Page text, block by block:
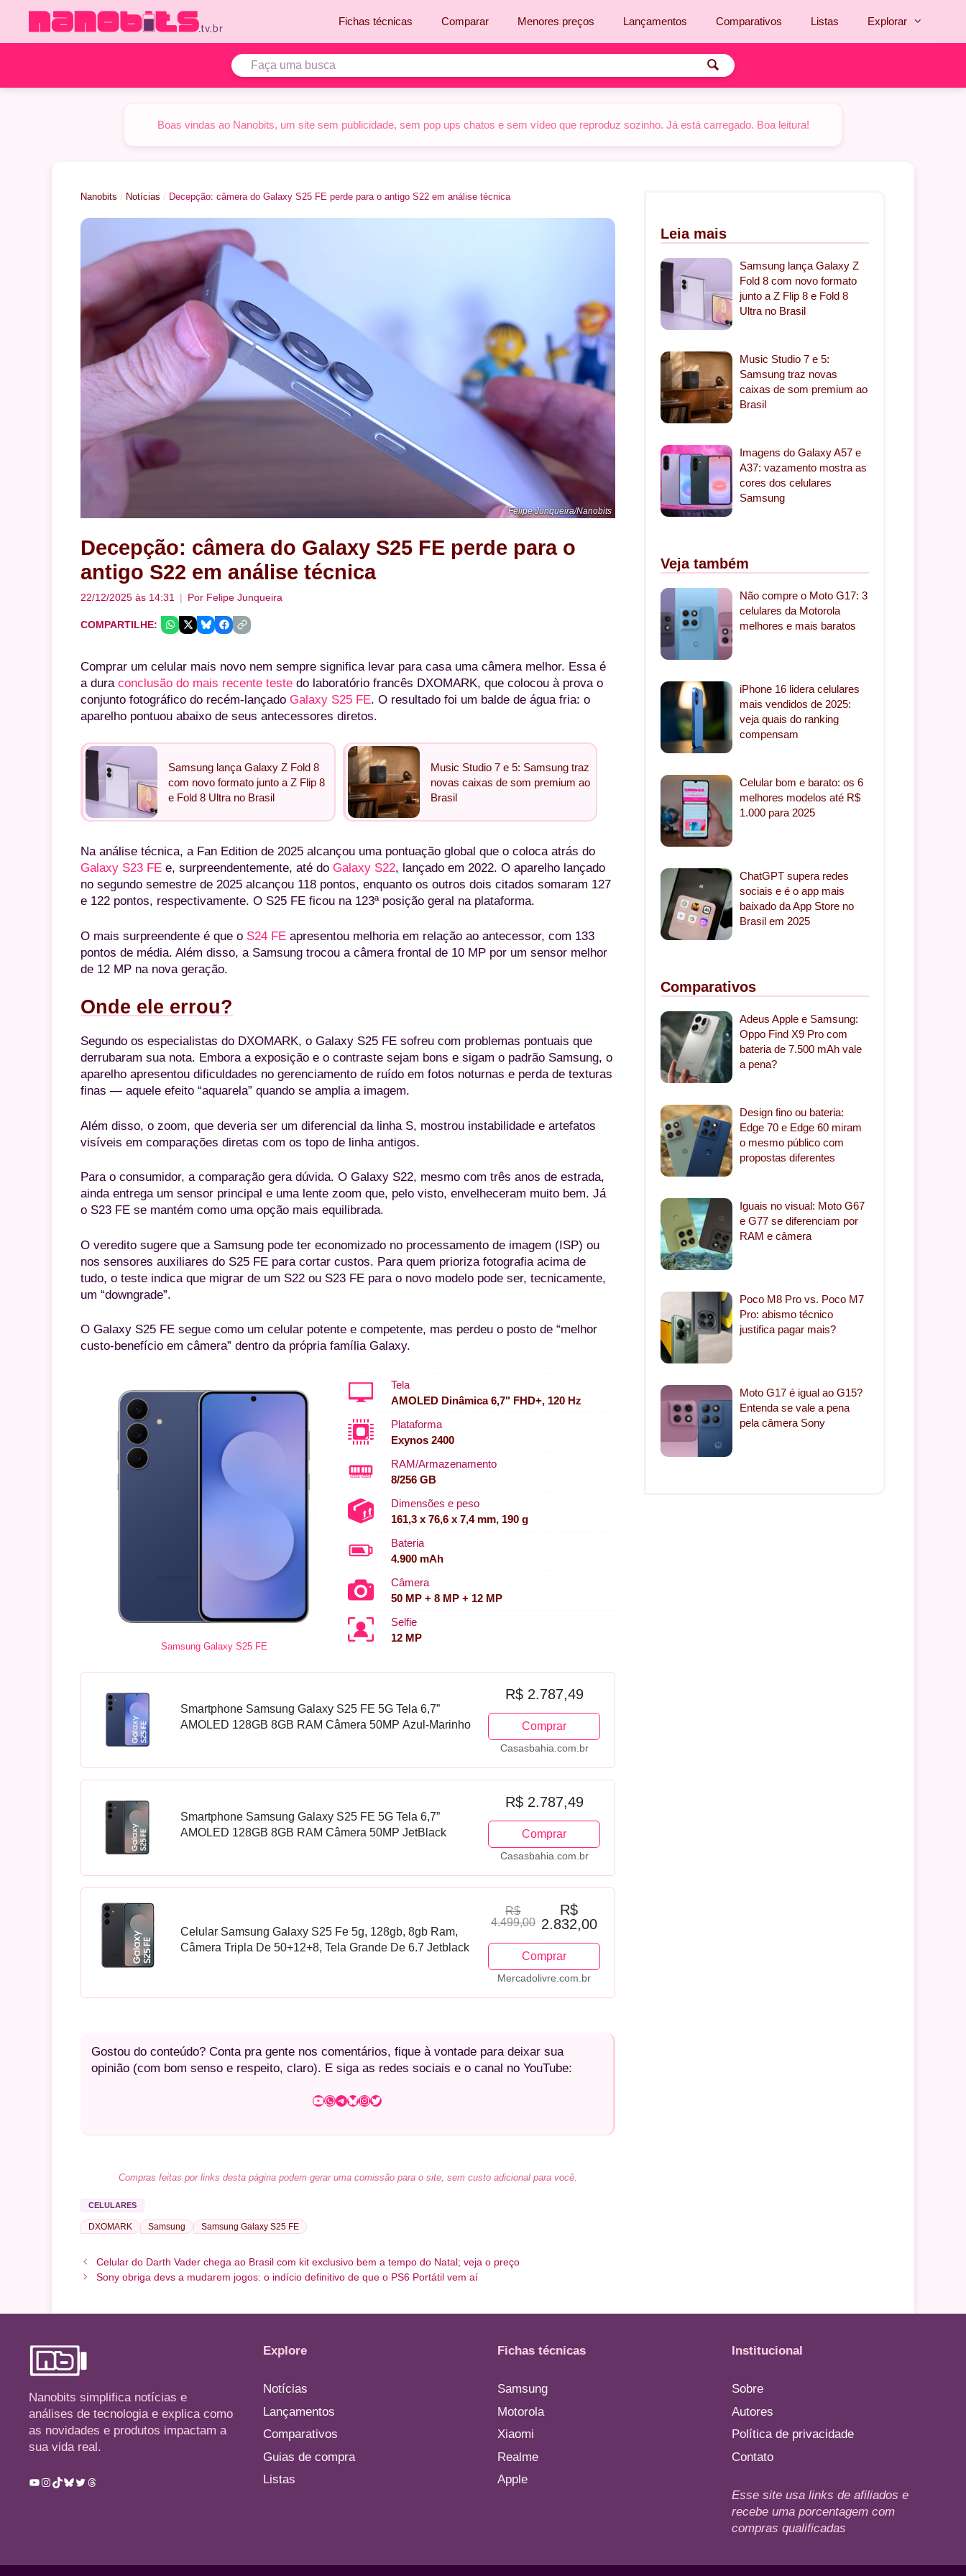
o
Fichas técnicas Comparar Menores preços Lançamentos Comparativos Listas Explorar
Boas vindas ao Nanobits, um site sem publicidade, sem pop ups chatos e sem vídeo que reproduz sozinho. Já está carregado. Boa leitura!
Nanobits / Notícias / Decepção: câmera do Galaxy S25 FE perde para o antigo S22 em análise técnica
Felipe Junqueira/Nanobits
Decepção: câmera do Galaxy S25 FE perde para o
antigo S22 em análise técnica
22/12/2025 às 14:31 Por Felipe Junqueira
COMPARTILHE:
Comprar um celular mais novo nem sempre significa levar para casa uma câmera melhor. Essa é
a dura conclusão do mais recente teste do laboratório francês DXOMARK, que colocou à prova o
conjunto fotográfico do recém-lançado Galaxy S25 FE. O resultado foi um balde de água fria: o
aparelho pontuou abaixo de seus antecessores diretos.
Samsung lança Galaxy Z Fold 8
com novo formato junto a Z Flip 8
e Fold 8 Ultra no Brasil
Music Studio 7 e 5: Samsung traz
novas caixas de som premium ao
Brasil
Na análise técnica, a Fan Edition de 2025 alcançou uma pontuação global que o coloca atrás do
Galaxy S23 FE e, surpreendentemente, até do Galaxy S22, lançado em 2022. O aparelho lançado
no segundo semestre de 2025 alcançou 118 pontos, enquanto os outros dois citados somaram 127
e 122 pontos, respectivamente. O S25 FE ficou na 123ª posição geral na plataforma.
O mais surpreendente é que o S24 FE apresentou melhoria em relação ao antecessor, com 133
pontos de média. Além disso, a Samsung trocou a câmera frontal de 10 MP por um sensor melhor
de 12 MP na nova geração.
Onde ele errou?
Segundo os especialistas do DXOMARK, o Galaxy S25 FE sofreu com problemas pontuais que
derrubaram sua nota. Embora a exposição e o contraste sejam bons e sigam o padrão Samsung, o
aparelho apresentou dificuldades no gerenciamento de ruído em fotos noturnas e perda de texturas
finas — aquele efeito “aquarela” quando se amplia a imagem.
Além disso, o zoom, que deveria ser um diferencial da linha S, mostrou instabilidade e artefatos
visíveis em comparações diretas com os topo de linha antigos.
Para o consumidor, a comparação gera dúvida. O Galaxy S22, mesmo com três anos de estrada,
ainda entrega um sensor principal e uma lente zoom que, pelo visto, envelheceram muito bem. Já
o S23 FE se mantém como uma opção mais equilibrada.
O veredito sugere que a Samsung pode ter economizado no processamento de imagem (ISP) ou
nos sensores auxiliares do S25 FE para cortar custos. Para quem prioriza fotografia acima de
tudo, o teste indica que migrar de um S22 ou S23 FE para o novo modelo pode ser, tecnicamente,
um “downgrade”.
O Galaxy S25 FE segue como um celular potente e competente, mas perdeu o posto de “melhor
custo-benefício em câmera” dentro da própria família Galaxy.
Samsung Galaxy S25 FE
Tela
AMOLED Dinâmica 6,7" FHD+, 120 Hz
Plataforma
Exynos 2400
RAM/Armazenamento
8/256 GB
Dimensões e peso
161,3 x 76,6 x 7,4 mm, 190 g
Bateria
4.900 mAh
Câmera
50 MP + 8 MP + 12 MP
Selfie
12 MP
Smartphone Samsung Galaxy S25 FE 5G Tela 6,7”
AMOLED 128GB 8GB RAM Câmera 50MP Azul-Marinho
R$ 2.787,49
Comprar
Casasbahia.com.br
Smartphone Samsung Galaxy S25 FE 5G Tela 6,7”
AMOLED 128GB 8GB RAM Câmera 50MP JetBlack
R$ 2.787,49
Comprar
Casasbahia.com.br
Celular Samsung Galaxy S25 Fe 5g, 128gb, 8gb Ram,
Câmera Tripla De 50+12+8, Tela Grande De 6.7 Jetblack
R$
4.499,00
R$
2.832,00
Comprar
Mercadolivre.com.br
Gostou do conteúdo? Conta pra gente nos comentários, fique à vontade para deixar sua
opinião (com bom senso e respeito, claro). E siga as redes sociais e o canal no YouTube:
Youtube WhatsApp TelegramBluesky InstagramTwitter
Compras feitas por links desta página podem gerar uma comissão para o site, sem custo adicional para você.
CELULARES
DXOMARK Samsung Samsung Galaxy S25 FE
Celular do Darth Vader chega ao Brasil com kit exclusivo bem a tempo do Natal; veja o preço
Sony obriga devs a mudarem jogos: o indício definitivo de que o PS6 Portátil vem aí
Leia mais
Samsung lança Galaxy Z
Fold 8 com novo formato
junto a Z Flip 8 e Fold 8
Ultra no Brasil
Music Studio 7 e 5:
Samsung traz novas
caixas de som premium ao
Brasil
Imagens do Galaxy A57 e
A37: vazamento mostra as
cores dos celulares
Samsung
Veja também
Não compre o Moto G17: 3
celulares da Motorola
melhores e mais baratos
iPhone 16 lidera celulares
mais vendidos de 2025:
veja quais do ranking
compensam
Celular bom e barato: os 6
melhores modelos até R$
1.000 para 2025
ChatGPT supera redes
sociais e é o app mais
baixado da App Store no
Brasil em 2025
Comparativos
Adeus Apple e Samsung:
Oppo Find X9 Pro com
bateria de 7.500 mAh vale
a pena?
Design fino ou bateria:
Edge 70 e Edge 60 miram
o mesmo público com
propostas diferentes
Iguais no visual: Moto G67
e G77 se diferenciam por
RAM e câmera
Poco M8 Pro vs. Poco M7
Pro: abismo técnico
justifica pagar mais?
Moto G17 é igual ao G15?
Entenda se vale a pena
pela câmera Sony
Nanobits simplifica notícias e
análises de tecnologia e explica como
as novidades e produtos impactam a
sua vida real.
Youtube
Instagram
TikTok
Bluesky
TwitterThreads
Explore
Notícias
Lançamentos
Comparativos
Guias de compra
Listas
Fichas técnicas
Samsung
Motorola
Xiaomi
Realme
Apple
Institucional
Sobre
Autores
Política de privacidade
Contato
Esse site usa links de afiliados e
recebe uma porcentagem com
compras qualificadas